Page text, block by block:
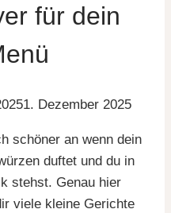
für dein
1. Dezember 2025
schöner an wenn dein
duftet und du in
stehst. Genau hier
viele kleine Gerichte